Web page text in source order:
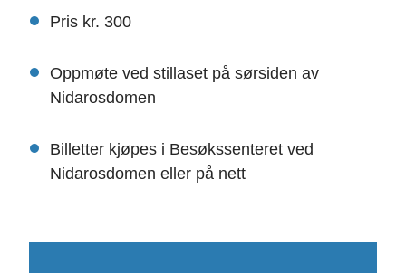
Pris kr. 300
Oppmøte ved stillaset på sørsiden av
Nidarosdomen
Billetter kjøpes i Besøkssenteret ved
Nidarosdomen eller på nett